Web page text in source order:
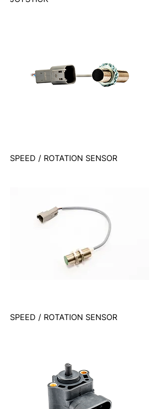
SPEED / ROTATION SENSOR
SPEED / ROTATION SENSOR